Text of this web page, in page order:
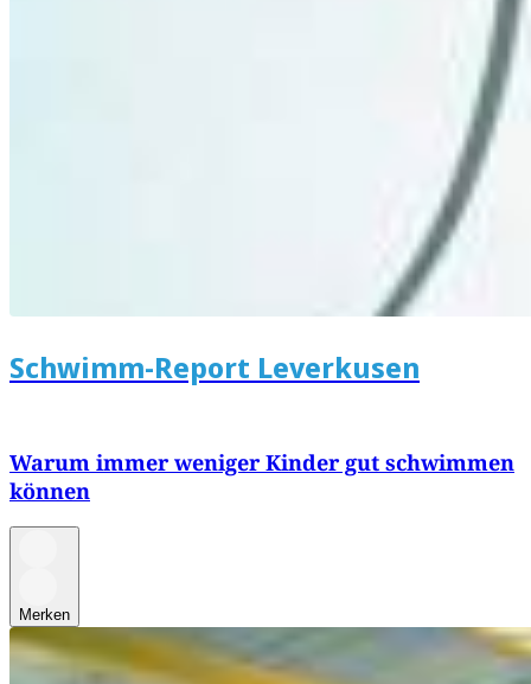
Schwimm-Report Leverkusen
Warum immer weniger Kinder gut schwimmen
können
Merken